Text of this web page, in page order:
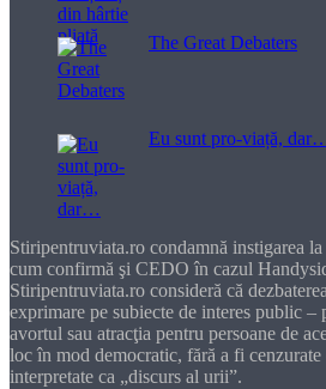
The Great Debaters
Eu sunt pro-viață,
Stiripentruviata.ro condamnă instigarea
cum confirmă şi CEDO în cazul
Stiripentruviata.ro consideră că
exprimare pe subiecte de interes public –
avortul sau atracţia pentru persoane de
loc în mod democratic, fără a fi
interpretate ca „discurs al urii”.